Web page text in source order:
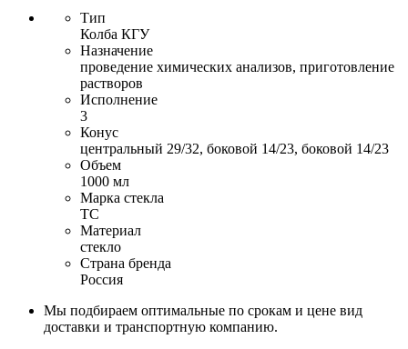
Тип
Колба КГУ
Назначение
проведение химических анализов, приготовление
растворов
Исполнение
3
Конус
центральный 29/32, боковой 14/23, боковой 14/23
Объем
1000 мл
Марка стекла
ТС
Материал
стекло
Страна бренда
Россия
Мы подбираем оптимальные по срокам и цене вид
доставки и транспортную компанию.